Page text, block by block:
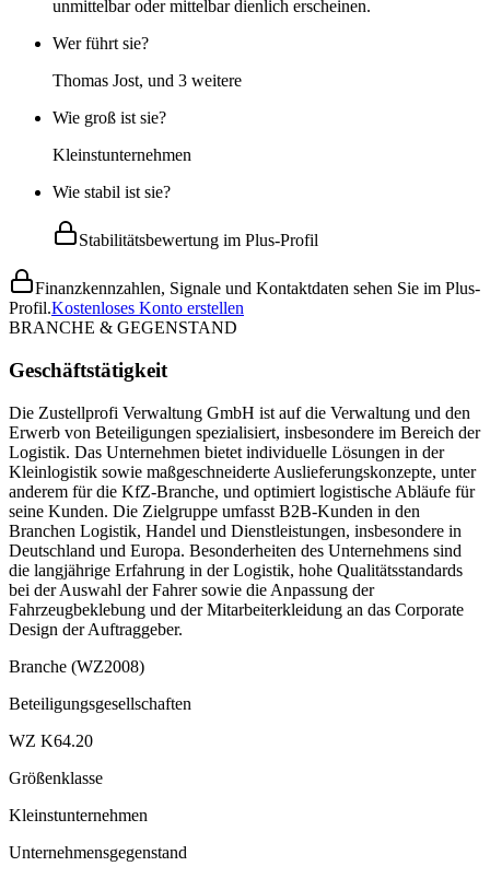
unmittelbar oder mittelbar dienlich erscheinen.
Wer führt sie?
Thomas Jost, und 3 weitere
Wie groß ist sie?
Kleinstunternehmen
Wie stabil ist sie?
Stabilitätsbewertung im Plus-Profil
Finanzkennzahlen, Signale und Kontaktdaten sehen Sie im Plus-
Profil.Kostenloses Konto erstellen
BRANCHE & GEGENSTAND
Geschäftstätigkeit
Die Zustellprofi Verwaltung GmbH ist auf die Verwaltung und den
Erwerb von Beteiligungen spezialisiert, insbesondere im Bereich der
Logistik. Das Unternehmen bietet individuelle Lösungen in der
Kleinlogistik sowie maßgeschneiderte Auslieferungskonzepte, unter
anderem für die KfZ-Branche, und optimiert logistische Abläufe für
seine Kunden. Die Zielgruppe umfasst B2B-Kunden in den
Branchen Logistik, Handel und Dienstleistungen, insbesondere in
Deutschland und Europa. Besonderheiten des Unternehmens sind
die langjährige Erfahrung in der Logistik, hohe Qualitätsstandards
bei der Auswahl der Fahrer sowie die Anpassung der
Fahrzeugbeklebung und der Mitarbeiterkleidung an das Corporate
Design der Auftraggeber.
Branche (WZ2008)
Beteiligungsgesellschaften
WZ K64.20
Größenklasse
Kleinstunternehmen
Unternehmensgegenstand